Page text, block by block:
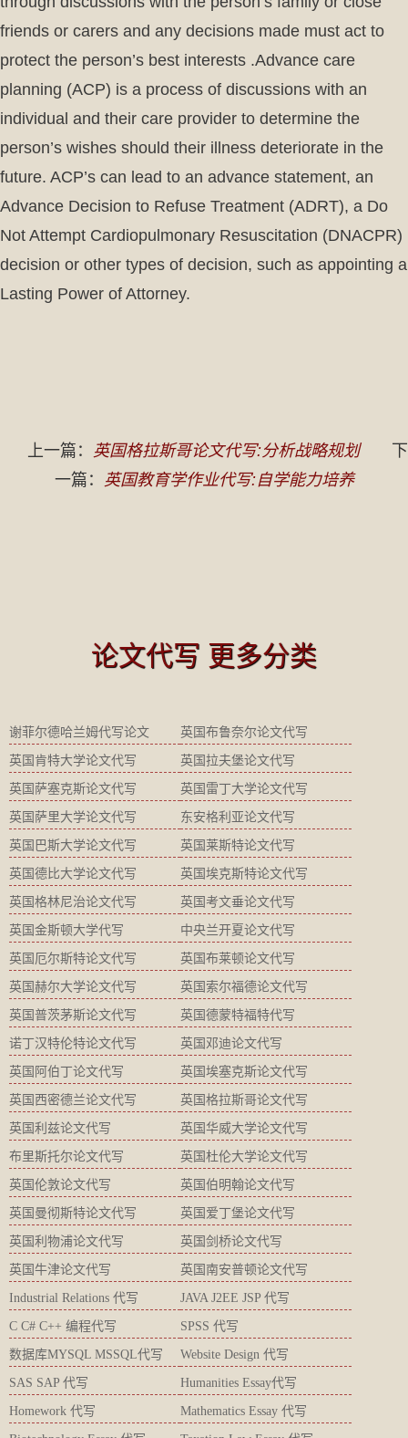
friends or carers and any decisions made must act to
protect the person’s best interests .Advance care
planning (ACP) is a process of discussions with an
individual and their care provider to determine the
person’s wishes should their illness deteriorate in the
future. ACP’s can lead to an advance statement, an
Advance Decision to Refuse Treatment (ADRT), a Do
Not Attempt Cardiopulmonary Resuscitation (DNACPR)
decision or other types of decision, such as appointing a
Lasting Power of Attorney.
上一篇： 英国格拉斯哥论文代写:分析战略规划
下
一篇：
英国教育学作业代写:自学能力培养
论文代写 更多分类
谢菲尔德哈兰姆代写论文 英国布鲁奈尔论文代写
英国肯特大学论文代写 英国拉夫堡论文代写
英国萨塞克斯论文代写 英国雷丁大学论文代写
英国萨里大学论文代写 东安格利亚论文代写
英国巴斯大学论文代写 英国莱斯特论文代写
英国德比大学论文代写 英国埃克斯特论文代写
英国格林尼治论文代写 英国考文垂论文代写
英国金斯顿大学代写 中央兰开夏论文代写
英国厄尔斯特论文代写 英国布莱顿论文代写
英国赫尔大学论文代写 英国索尔福德论文代写
英国普茨茅斯论文代写 英国德蒙特福特代写
诺丁汉特伦特论文代写 英国邓迪论文代写
英国阿伯丁论文代写 英国埃塞克斯论文代写
英国西密德兰论文代写 英国格拉斯哥论文代写
英国利兹论文代写 英国华威大学论文代写
布里斯托尔论文代写 英国杜伦大学论文代写
英国伦敦论文代写 英国伯明翰论文代写
英国曼彻斯特论文代写 英国爱丁堡论文代写
英国利物浦论文代写 英国剑桥论文代写
英国牛津论文代写 英国南安普顿论文代写
Industrial Relations 代写 JAVA J2EE JSP 代写
C C# C++ 编程代写 SPSS 代写
数据库MYSQL MSSQL代写 Website Design 代写
SAS SAP 代写 Humanities Essay代写
Homework 代写 Mathematics Essay 代写